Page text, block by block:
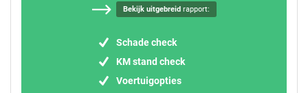
Bekijk uitgebreidrapport:
Schade check
KM stand check
Voertuigopties